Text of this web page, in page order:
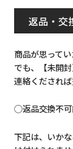
返品・交
商品が思って
でも、【未開封
連絡くだされば
◯返品交換不可
下記は、いか